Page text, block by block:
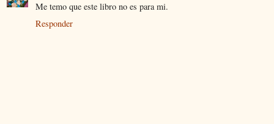
Me temo que este libro no es para mi.
Responder